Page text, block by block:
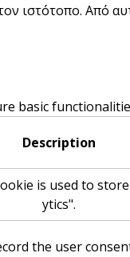
ιστότοπο. Από
basic
Description
is used to
ytics".
the user